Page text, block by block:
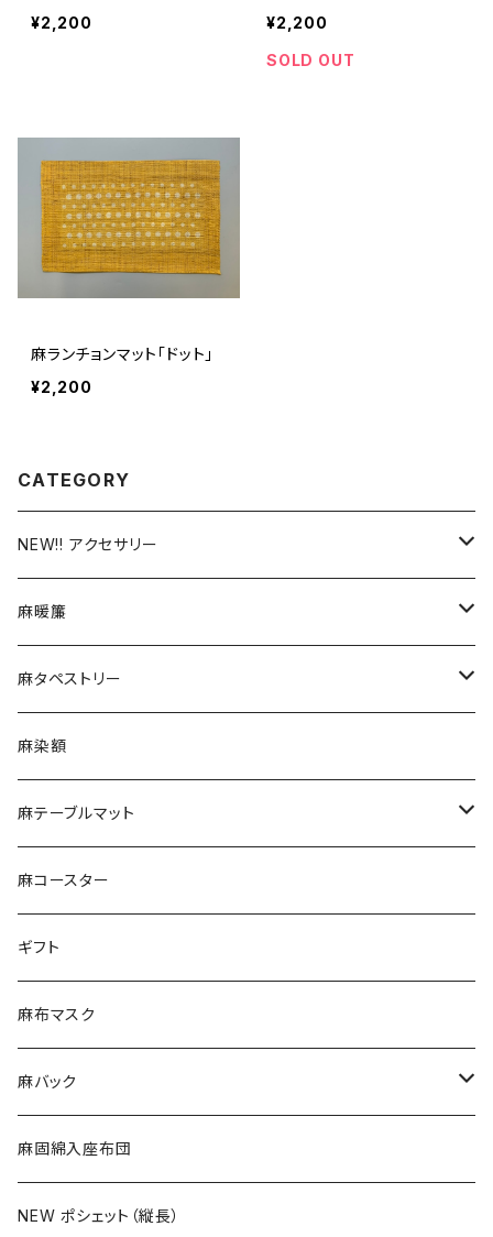
¥2,200
¥2,200
SOLD OUT
麻ランチョンマット「ドット」
¥2,200
CATEGORY
NEW!! アクセサリー
つまみ細工
がま口ストラップ
チャーム
麻暖簾
手描友禅
デザイン
麻タペストリー
手描友禅
デザイン
麻染額
麻テーブルマット
ランチョンマット
ティーマット
麻コースター
ギフト
麻布マスク
麻バック
トートバック
ショルダーバック
麻固綿入座布団
NEW ポシェット（縦長）